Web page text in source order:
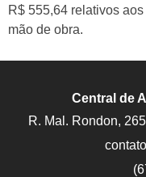
R$ 555,64 relativos
mão de obra.
Central de
R. Mal. Rondon,